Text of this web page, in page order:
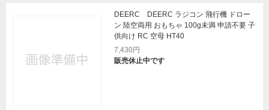
DEERC DEERC ラジコン 飛行機 ドロー
ン 陸空両用 おもちゃ 100g未満 申請不要 子
供向け RC 空母 HT40
7,430円
販売休止中です